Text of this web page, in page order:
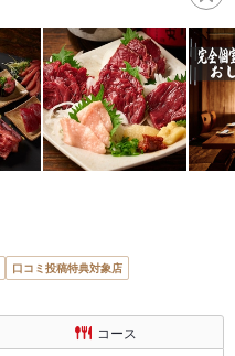
口コミ投稿特典対象店
コース